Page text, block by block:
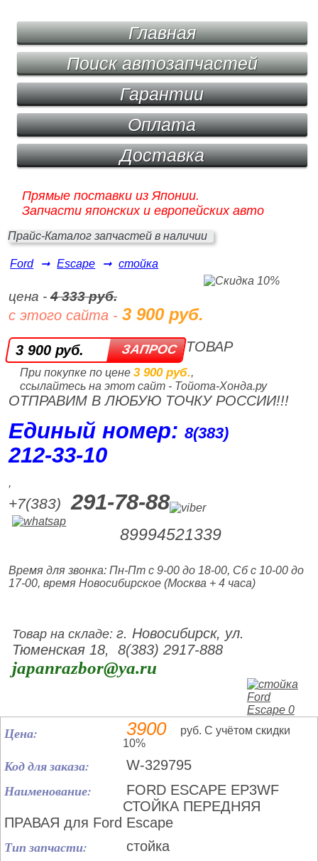
Главная
Поиск автозапчастей
Гарантии
Оплата
Доставка
Прямые поставки из Японии.
Запчасти японских и европейских авто
Прайс-Каталог запчастей в наличии
Ford ➞ Escape ➞ стойка
цена -4 333 руб.
с этого сайта -3 900 руб.
3 900 руб.
При покупке по цене 3 900 руб.,
ссылайтесь на этот сайт - Тойота-Хонда.ру
ТОВАР
ОТПРАВИМ В ЛЮБУЮ ТОЧКУ РОССИИ!!!
Единый номер:8(383)
212‑33‑10
,
+7(383) 291-78-88
89994521339
Время для звонка: Пн-Пт с 9-00 до 18-00, Сб с 10-00 до
17-00, время Новосибирское (Москва + 4 часа)
Товар на складе:г. Новосибирск, ул.
Тюменская 18, 8(383) 2917-888
japanrazbor@ya.ru
Цена: 3900
руб. С учётом скидки
10%
Код для заказа: W-329795
Наименование:
FORD ESCAPE EP3WF
СТОЙКА ПЕРЕДНЯЯ
ПРАВАЯ для Ford Escape
Тип запчасти: стойка